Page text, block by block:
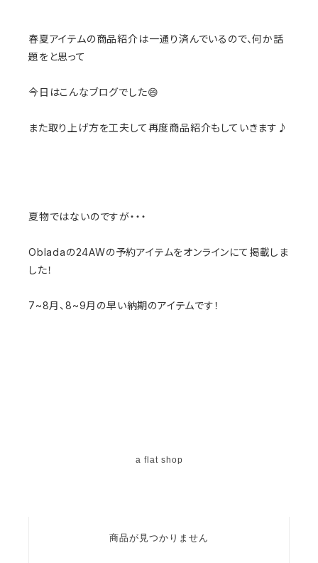
春夏アイテムの商品紹介は一通り済んでいるので、何か話
題をと思って
今日はこんなブログでした😄
また取り上げ方を工夫して再度商品紹介もしていきます♪
夏物ではないのですが・・・
Obladaの24AWの予約アイテムをオンラインにて掲載しま
した！
7~8月、8~9月の早い納期のアイテムです！